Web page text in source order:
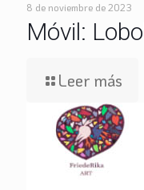
8 de noviembre de 2023
Móvil:
Leer más